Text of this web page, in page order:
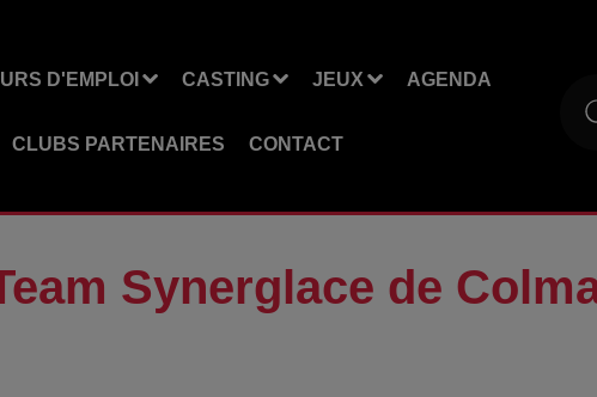
D'EMPLOI CASTING JEUX AGENDA
CLUBS PARTENAIRES CONTACT
Synerglace de